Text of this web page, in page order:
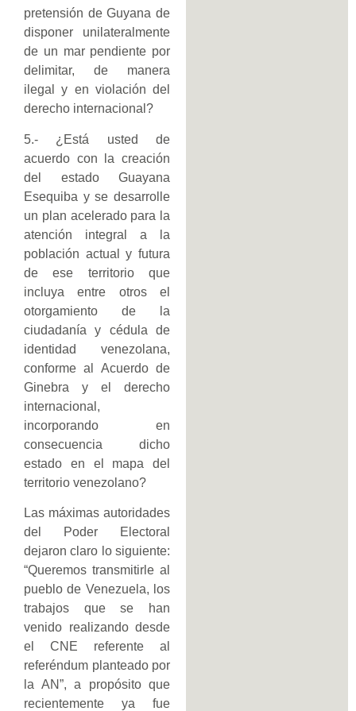
pretensión de Guyana de
disponer unilateralmente
de un mar pendiente por
delimitar, de manera
ilegal y en violación del
derecho internacional?
5.- ¿Está usted de
acuerdo con la creación
del estado Guayana
Esequiba y se desarrolle
un plan acelerado para la
atención integral a la
población actual y futura
de ese territorio que
incluya entre otros el
otorgamiento de la
ciudadanía y cédula de
identidad venezolana,
conforme al Acuerdo de
Ginebra y el derecho
internacional,
incorporando en
consecuencia dicho
estado en el mapa del
territorio venezolano?
Las máximas autoridades
del Poder Electoral
dejaron claro lo siguiente:
“Queremos transmitirle al
pueblo de Venezuela, los
trabajos que se han
venido realizando desde
el CNE referente al
referéndum planteado por
la AN”, a propósito que
recientemente ya fue